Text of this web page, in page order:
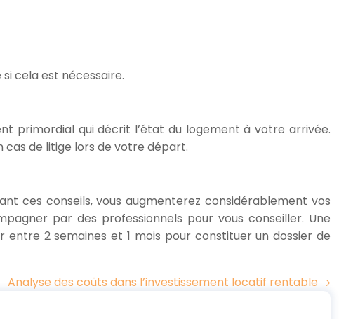
cela est nécessaire.
primordial qui décrit l’état du logement à votre arrivée.
de litige lors de votre départ.
ces conseils, vous augmenterez considérablement vos
par des professionnels pour vous conseiller. Une
2 semaines et 1 mois pour constituer un dossier de
Analyse des coûts dans l’investissement locatif rentable